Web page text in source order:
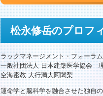
松永修岳のプロフ
ラックマネージメント・フォーラ
一般社団法人 日本建築医学協会
空海密教 大行満大阿闍梨
運命学と脳科学を融合させた独自